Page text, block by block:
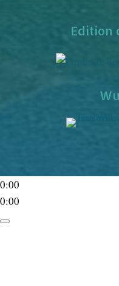
Edition
0:00
0:00